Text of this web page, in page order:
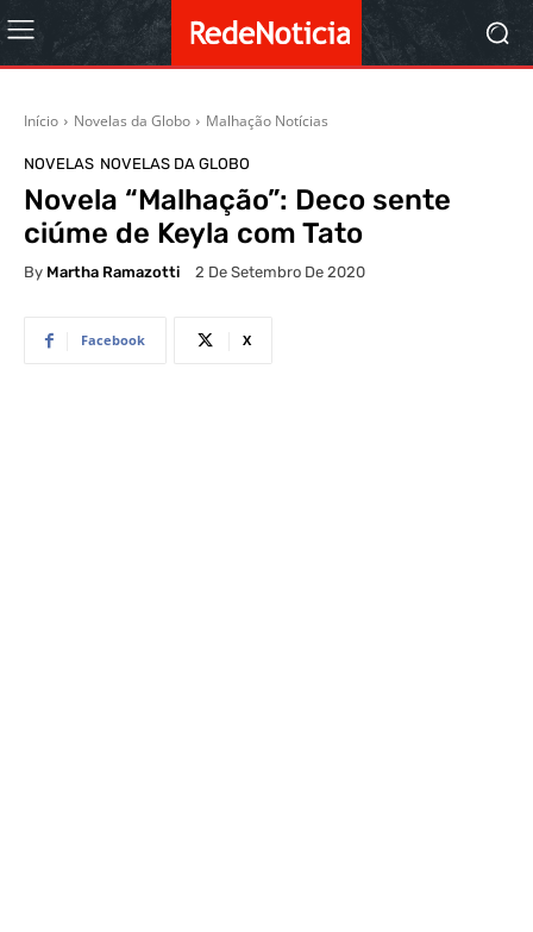
Início Novelas da Globo Malhação Notícias
NOVELAS NOVELAS DA GLOBO
Novela “Malhação”: Deco sente
ciúme de Keyla com Tato
By Martha Ramazotti 2 De Setembro De 2020
Facebook X